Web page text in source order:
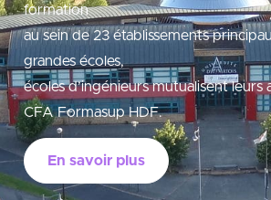
formation
au sein de 23 établissements
grandes écoles,
écoles d’ingénieurs mutualisent leurs
CFA Formasup HDF.
En savoir plus